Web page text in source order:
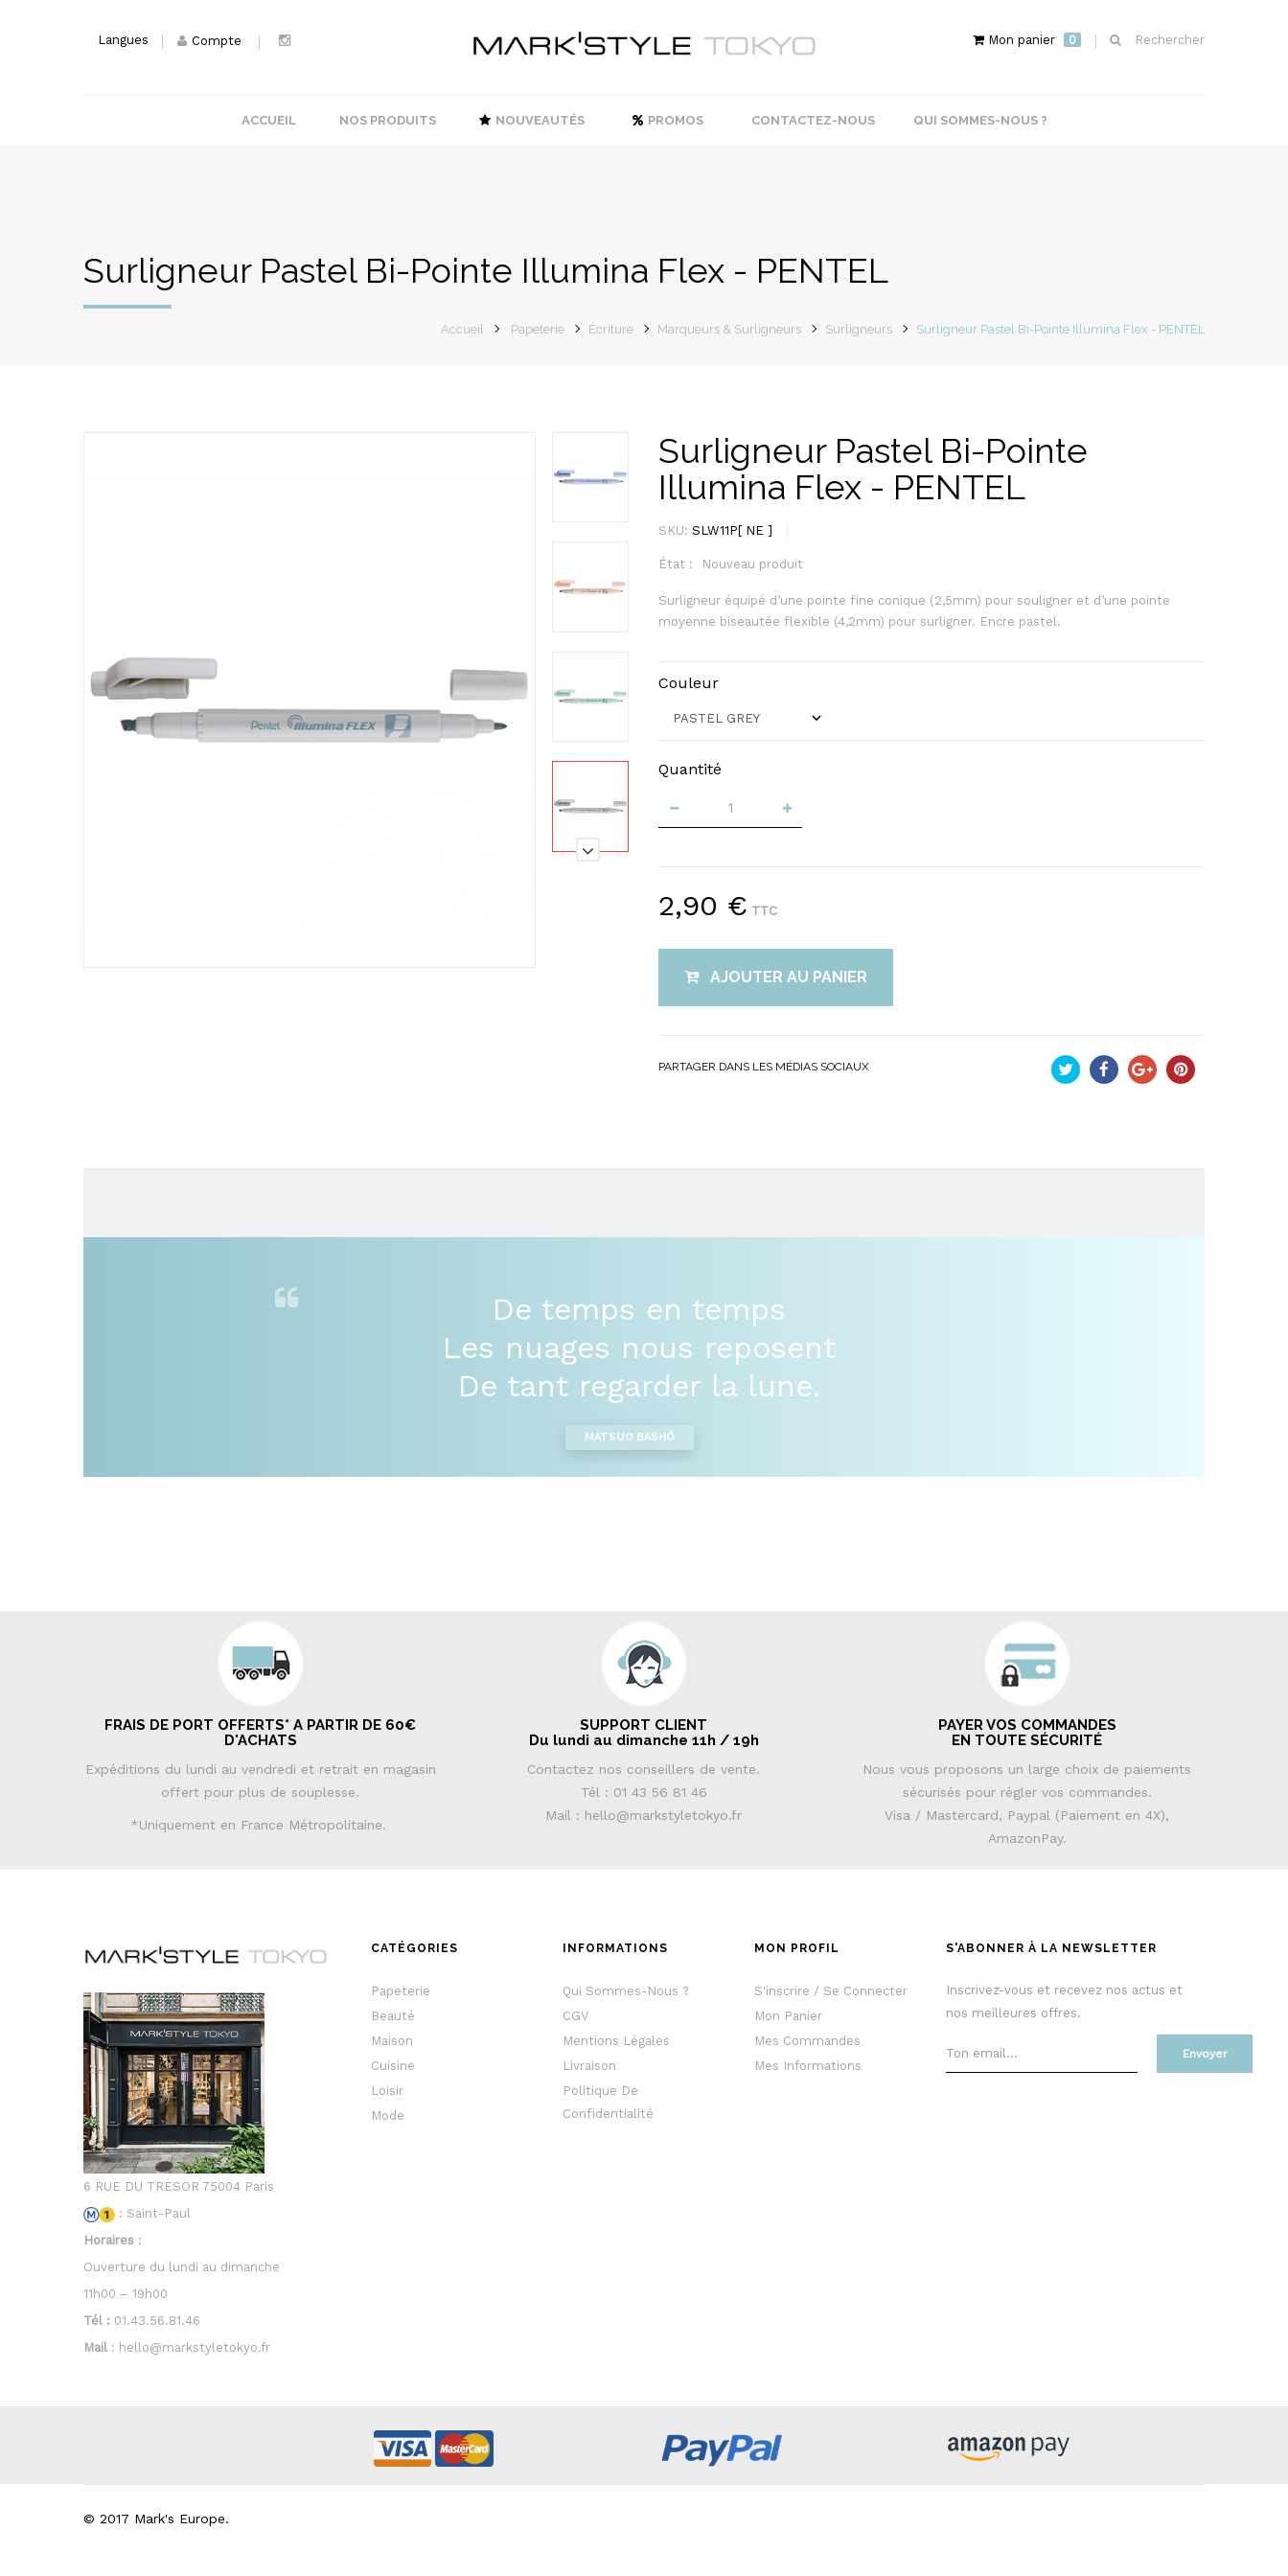
Langues Compte Rechercher
Mon panier 0
ACCUEIL NOS PRODUITS NOUVEAUTÉS PROMOS CONTACTEZ-NOUS QUI SOMMES-NOUS ?
Surligneur Pastel Bi-Pointe Illumina Flex - PENTEL
Accueil Papeterie Écriture Marqueurs & Surligneurs Surligneurs Surligneur Pastel Bi-Pointe Illumina Flex - PENTEL
Surligneur Pastel Bi-Pointe
Illumina Flex - PENTEL
SKU: SLW11P[ NE ]
État : Nouveau produit
Surligneur équipé d’une pointe fine conique (2,5mm) pour souligner et d’une pointe
moyenne biseautée flexible (4,2mm) pour surligner. Encre pastel.
Couleur
Quantité
2,90 € TTC
AJOUTER AU PANIER
PARTAGER DANS LES MÉDIAS SOCIAUX
De temps en temps
Les nuages nous reposent
De tant regarder la lune.
MATSUO BASHÕ
FRAIS DE PORT OFFERTS* A PARTIR DE 60€
D'ACHATS
Expéditions du lundi au vendredi et retrait en magasin
offert pour plus de souplesse.
*Uniquement en France Métropolitaine.
SUPPORT CLIENT
Du lundi au dimanche 11h / 19h
Contactez nos conseillers de vente.
Tél : 01 43 56 81 46
Mail : hello@markstyletokyo.fr
PAYER VOS COMMANDES
EN TOUTE SÉCURITÉ
Nous vous proposons un large choix de paiements
sécurisés pour régler vos commandes.
Visa / Mastercard, Paypal (Paiement en 4X),
AmazonPay.
6 RUE DU TRESOR 75004 Paris
: Saint-Paul
Horaires :
Ouverture du lundi au dimanche
11h00 – 19h00
Tél : 01.43.56.81.46
Mail : hello@markstyletokyo.fr
CATÉGORIES
Papeterie
Beauté
Maison
Cuisine
Loisir
Mode
INFORMATIONS
Qui Sommes-Nous ?
CGV
Mentions Légales
Livraison
Politique De
Confidentialité
MON PROFIL
S'inscrire / Se Connecter
Mon Panier
Mes Commandes
Mes Informations
S'ABONNER À LA NEWSLETTER
Inscrivez-vous et recevez nos actus et
nos meilleures offres.
Envoyer
© 2017 Mark's Europe.